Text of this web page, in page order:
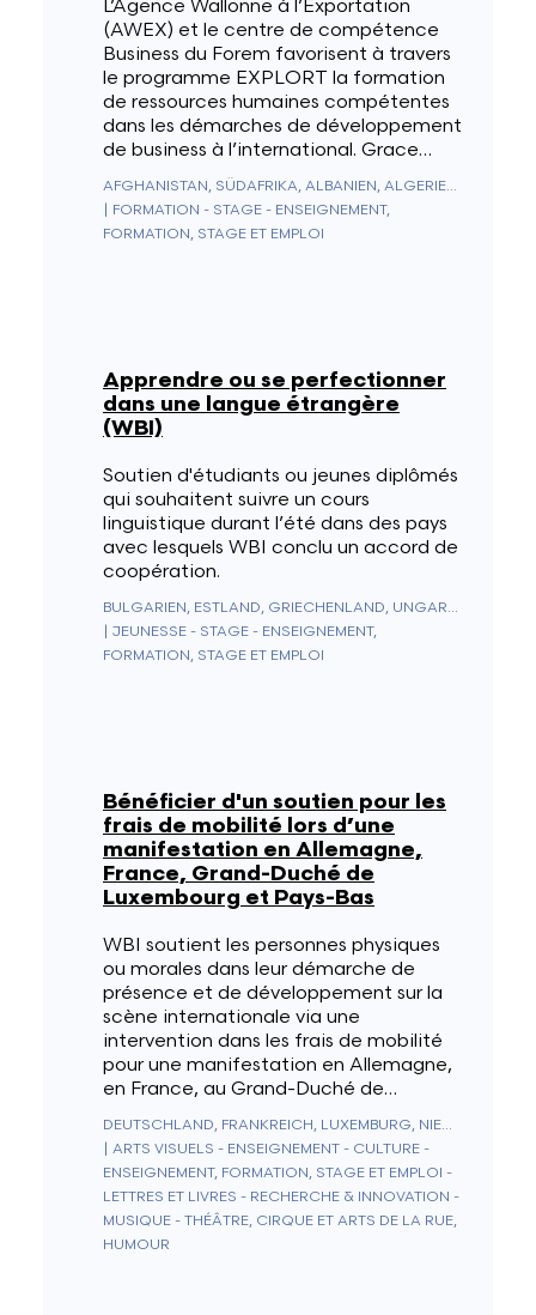
L’Agence Wallonne à l’Exportation
(AWEX) et le centre de compétence
Business du Forem favorisent à travers
le programme EXPLORT la formation
de ressources humaines compétentes
dans les démarches de développement
de business à l’international. Grace…
AFGHANISTAN, SÜDAFRIKA, ALBANIEN, ALGERIEN, DEUTSCHLAND, ANDORRA, ANGOLA, ANGUILLA, ANTARKTIS, ANTIGUA UND BARBUDA, NIEDERLÄNDISCHE ANTILLEN, SAUDI-ARABIEN, ARGENTINIEN, ARMENIEN, ARUBA, AUSTRALIEN, AUSTRIA, ASERBAIDSCHAN, BAHAMAS, BAHRAIN, BANGLADESCH, BARBADOS, BELGIEN, BELIZE, BENIN, BERMUDA, BHUTAN, WEISSRUSSLAND, BOLIVIEN, BOSNIEN UND HERZEGOWINA, BOTSWANA, BRASILIEN, BRUNEI, BULGARIEN, BURKINA FASO, BURUNDI, KAMBODSCHA, KAMERUN, KANADA, KAPVERDEN, CEUTA UND MELILLA, CHILE, CHINA, ZYPERN, VATIKANSTADT, KOLUMBIEN, KOMOREN, KONGO - BRAZZAVILLE, KONGO - KINSHASA, NORDKOREA, SÜDKOREA, COSTA RICA, ELFENBEINKÜSTE, KROATIEN, KUBA, CURAÇAO, DÄNEMARK, DIEGO GARCIA, DSCHIBUTI, DOMINICA, ÄGYPTEN, VEREINIGTE ARABISCHE EMIRATE, EQUADOR, ERITREA, SPANIEN, ESTLAND, KÖNIGREICH ESWATINI, VEREINIGTE STAATEN, ÄTHIOPIEN, FIDSCHI, FINNLAND, FRANKREICH, GABUN, GAMBIA, GEORGIEN, SÜDGEORGIEN UND DIE SÜDLICHEN SANDWICHINSELN, GHANA, GIBRALTAR, GRIECHENLAND, GRENADA, GRÖNLAND, GUADELOUPE, GUAM, GUATEMALA, GUERNSEY, GUINEA, ÄQUATORIALGUINEA, GUINEA-BISSAU, GUYANA, FRANZÖSISCH-GUAYANA, HAITI, HONDURAS, HONGKONG SONDERVERWALTUNGSZONE DER REPUBLIK CHINA, UNGARN, BOUVETINSEL, WEIHNACHTSINSEL, CLIPPERTON-INSEL, ASCENSION, ISLE OF MAN, NORFOLKINSEL, ÅLANDINSELN, KAIMANINSELN, KANARISCHE INSELN, KOKOSINSELN, COOKINSELN, US-ÜBERSEEINSELN, FÄRÖER, HEARD UND MCDONALDINSELN, FALKLANDINSELN, NÖRDLICHE MARIANEN, MARSHALLINSELN, PITCAIRNINSELN, SALOMONEN, TURKS- UND CAICOSINSELN, AMERIKANISCHE JUNGFERNINSELN, BRITISCHE JUNGFERNINSELN, INDIEN, INDONESIEN, IRAK, IRAN, IRLAND, ISLAND, ISRAEL, ITALIEN, JAMAIKA, JAPAN, JERSEY, JORDANIEN, KASACHSTAN, KENIA, KIRGISISTAN, KIRIBATI, KOSOVO, KUWAIT, LAOS, LESOTHO, LATVIA, LIBANON, LIBERIA, LIECHTENSTEIN, LITAUEN, LUXEMBURG, LIBYEN, NORDMAZEDONIEN, MADAGASKAR, MALAYSIA, MALAWI, MALEDIVEN, MALI, MALTA, MAROKKO, MARTINIQUE, MAURITIUS, MAURETANIEN, MAYOTTE, MEXIKO, MIKRONESIEN, REPUBLIK MOLDAU, MONACO, MONGOLEI, MONTENEGRO, MONTSERRAT, MOSAMBIK, MYANMAR (BIRMA), NAMIBIA, NAURU, NEPAL, NICARAGUA, NIGER, NIGERIA, NIUE, NORWEGEN, NEUKALEDONIEN, NEUSEELAND, ABGELEGENES OZEANIEN, OMAN, UGANDA, USBEKISTAN, PAKISTAN, PALAU, PANAMA, PAPUA-NEUGUINEA, PARAGUAY, NIEDERLANDE, KARIBISCHE NIEDERLANDE (BES-INSELN), PERU, PHILIPPINEN, POLEN, FRANZÖSISCH-POLYNESIEN, PUERTO RICO, PORTUGAL, KATAR, MACAU (CHINESISCHE SONDERVERWALTUNGSZONE), ZENTRALAFRIKANISCHE REPUBLIK, DOMINIKANISCHE REPUBLIK, RÉUNION, RUMÄNIEN, VEREINIGTES KÖNIGREICH, RUSSLAND, RUANDA, WESTSAHARA, ST. KITTS UND NEVIS, SAN MARINO, SAINT-PIERRE UND MIQUELON, ST. VINCENT & GRENADINEN, ST. HELENA, ST. LUCIA, EL SALVADOR, SAMOA, AMERIKANISCH-SAMOA, SÃO TOMÉ & PRÍNCIPE, SARK, SENEGAL, SERBIEN, SEYCHELLEN, SIERRA LEONE, SINGAPUR, SINT MAARTEN, SLOWAKEI, SLOWENIEN, SOMALIA, SUDAN, SÜDSUDAN, SRI LANKA, SAINT-BARTHÉLEMY, ST. MARTIN, SCHWEDEN, SCHWEIZ, SURINAM, SPITZBERGEN & JAN MAYEN, SYRIEN, TADSCHIKISTAN, TAIWAN, TANSANIA, TSCHAD, TSCHECHIEN, FRANZÖSISCHE SÜD- UND ANTARKTISGEBIETE, BRITISCHES TERRITORIUM IM INDISCHEN OZEAN, PALÄSTINENSISCHE AUTONOMIEGEBIETE, THAILAND, OSTTIMOR, TOGO, TOKELAU, TONGA, TRINIDAD UND TOBAGO, TRISTAN DA CUNHA, TUNESIEN, TÜRKEI, TURKMENISTAN, TUVALU, UKRAINE, URUGUAY, VANUATU, VENEZUELA, VIETNAM, WALLIS & FUTUNA, JEMEN, SAMBIA, SIMBABWE
FORMATION - STAGE - ENSEIGNEMENT,
FORMATION, STAGE ET EMPLOI
Apprendre ou se perfectionner
dans une langue étrangère
(WBI)
Soutien d'étudiants ou jeunes diplômés
qui souhaitent suivre un cours
linguistique durant l’été dans des pays
avec lesquels WBI conclu un accord de
coopération.
BULGARIEN, ESTLAND, GRIECHENLAND, UNGARN, LATVIA, LITAUEN, MAROKKO, POLEN, SLOWAKEI, TSCHECHIEN, TUNESIEN, TÜRKEI
JEUNESSE - STAGE - ENSEIGNEMENT,
FORMATION, STAGE ET EMPLOI
Bénéficier d'un soutien pour les
frais de mobilité lors d’une
manifestation en Allemagne,
France, Grand-Duché de
Luxembourg et Pays-Bas
WBI soutient les personnes physiques
ou morales dans leur démarche de
présence et de développement sur la
scène internationale via une
intervention dans les frais de mobilité
pour une manifestation en Allemagne,
en France, au Grand-Duché de…
DEUTSCHLAND, FRANKREICH, LUXEMBURG, NIEDERLANDE
ARTS VISUELS - ENSEIGNEMENT - CULTURE -
ENSEIGNEMENT, FORMATION, STAGE ET EMPLOI -
LETTRES ET LIVRES - RECHERCHE & INNOVATION -
MUSIQUE - THÉÂTRE, CIRQUE ET ARTS DE LA RUE,
HUMOUR